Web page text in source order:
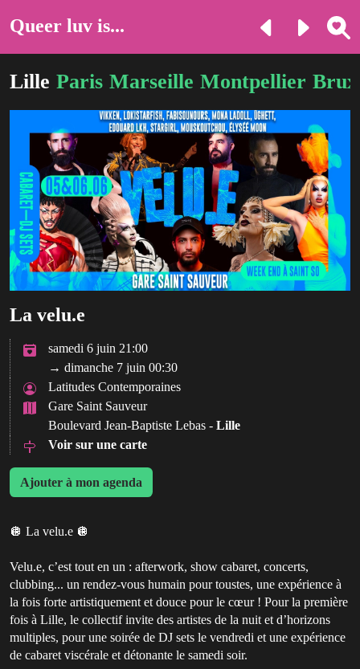
Queer luv is...
Lille Paris Marseille Montpellier
La velu.e
samedi 6 juin 21:00
→ dimanche 7 juin 00:30
Latitudes Contemporaines
Gare Saint Sauveur
Boulevard Jean-Baptiste Lebas - Lille
Voir sur une carte
Ajouter à mon agenda
🪩 La velu.e 🪩
Velu.e, c’est tout en un : afterwork, show cabaret, concerts,
clubbing... un rendez-vous humain pour toustes, une expérience à
la fois forte artistiquement et douce pour le cœur ! Pour la première
fois à Lille, le collectif invite des artistes de la nuit et d’horizons
multiples, pour une soirée de DJ sets le vendredi et une expérience
de cabaret viscérale et détonante le samedi soir.